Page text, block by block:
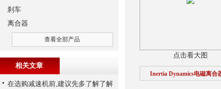
点击看大图
Inertia Dynamics电磁离合
刹车
离合器
查看全部产品
相关文章
在选购减速机前,建议先多了解了解